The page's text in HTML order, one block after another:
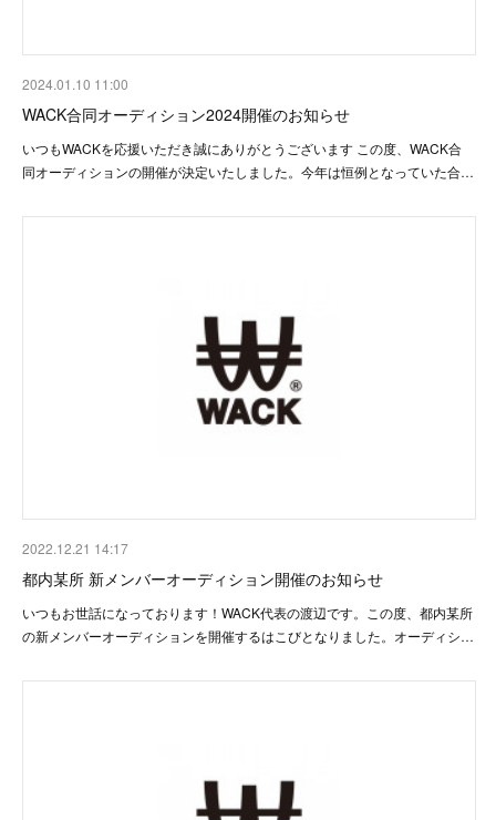
2024.01.10 11:00
WACK合同オーディション2024開催のお知らせ
いつもWACKを応援いただき誠にありがとうございます この度、WACK合
同オーディションの開催が決定いたしました。今年は恒例となっていた合…
2022.12.21 14:17
都内某所 新メンバーオーディション開催のお知らせ
いつもお世話になっております！WACK代表の渡辺です。この度、都内某所
の新メンバーオーディションを開催するはこびとなりました。オーディシ…